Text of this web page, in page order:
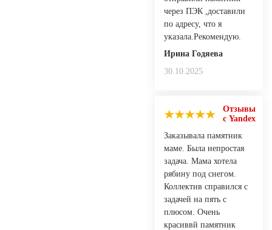
через ПЭК ,доставили
по адресу, что я
указала.Рекомендую.
Ирина Годяева
30.10.2025
Отзывы
с Yandex
Заказывала памятник
маме. Была непростая
задача. Мама хотела
рябину под снегом.
Коллектив справился с
задачей на пять с
плюсом. Очень
красиввй памятник